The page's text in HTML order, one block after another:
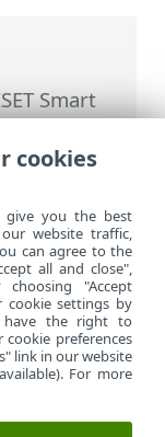
Smart
орнату
cookies
give you the best
website traffic,
can agree to the
all and close",
"Accept
cookie settings by
have the right to
preferences
link in our website
For more